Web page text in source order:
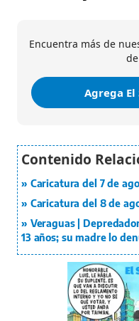
Encuentra más de
Agrega
Caricatura del 7 de
Caricatura del 8 de
Veraguas |
13 años; su madre lo